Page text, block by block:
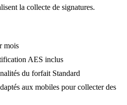
la collecte de signatures.
mois
AES inclus
du forfait Standard
aux mobiles pour collecter des